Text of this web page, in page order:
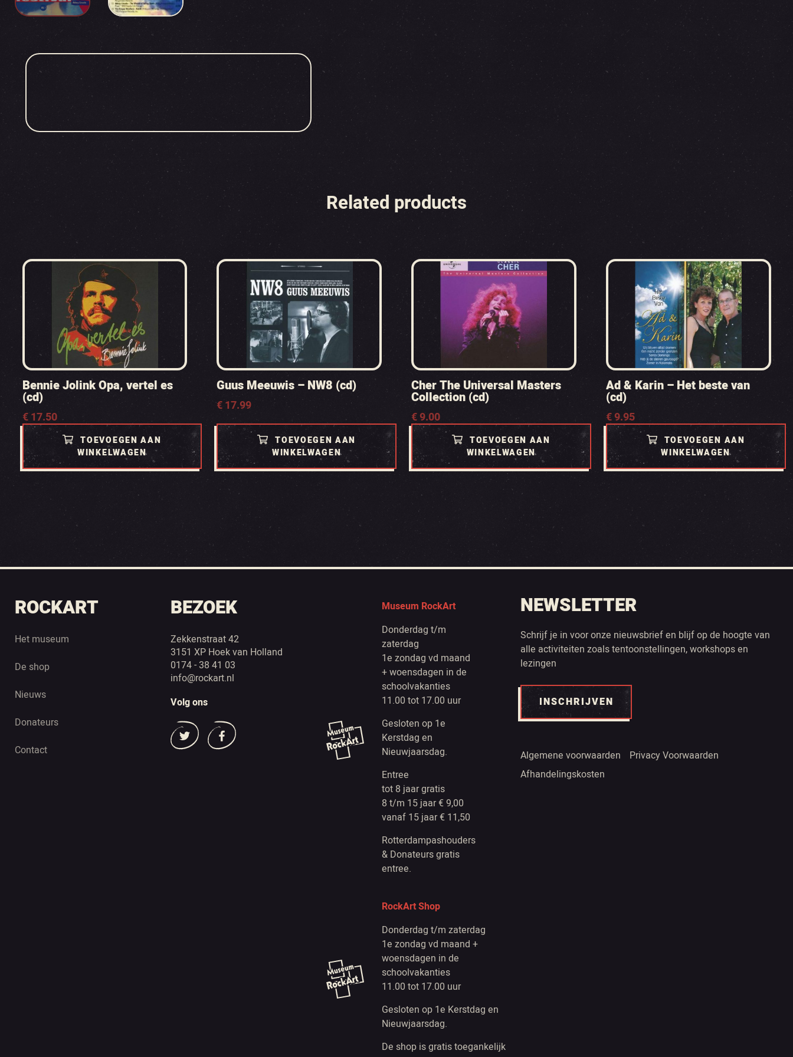
Related products
Bennie Jolink Opa, vertel es
(cd)
€17.50
TOEVOEGEN AAN
WINKELWAGEN
Guus Meeuwis – NW8 (cd)
€17.99
TOEVOEGEN AAN
WINKELWAGEN
Cher The Universal Masters
Collection (cd)
€9.00
TOEVOEGEN AAN
WINKELWAGEN
Ad & Karin – Het beste van
(cd)
€9.95
TOEVOEGEN AAN
WINKELWAGEN
ROCKART
Het museum
De shop
Nieuws
Donateurs
Contact
BEZOEK
Zekkenstraat 42
3151 XP Hoek van Holland
0174 - 38 41 03
info@rockart.nl
Volg ons
Museum RockArt
Donderdag t/m
zaterdag
1e zondag vd maand
+ woensdagen in de
schoolvakanties
11.00 tot 17.00 uur
Gesloten op 1e
Kerstdag en
Nieuwjaarsdag.
Entree
tot 8 jaar gratis
8 t/m 15 jaar € 9,00
vanaf 15 jaar € 11,50
Rotterdampashouders
& Donateurs gratis
entree.
RockArt Shop
Donderdag t/m zaterdag
1e zondag vd maand +
woensdagen in de
schoolvakanties
11.00 tot 17.00 uur
Gesloten op 1e Kerstdag en
Nieuwjaarsdag.
De shop is gratis toegankelijk
NEWSLETTER
Schrijf je in voor onze nieuwsbrief en blijf op de hoogte van
alle activiteiten zoals tentoonstellingen, workshops en
lezingen
INSCHRIJVEN
Algemene voorwaarden
Privacy Voorwaarden
Afhandelingskosten